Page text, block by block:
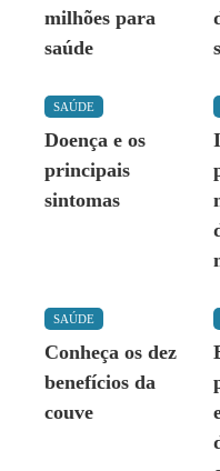
milhões para
saúde
SAÚDE
Doença e os
principais
sintomas
SAÚDE
Conheça os dez
benefícios da
couve